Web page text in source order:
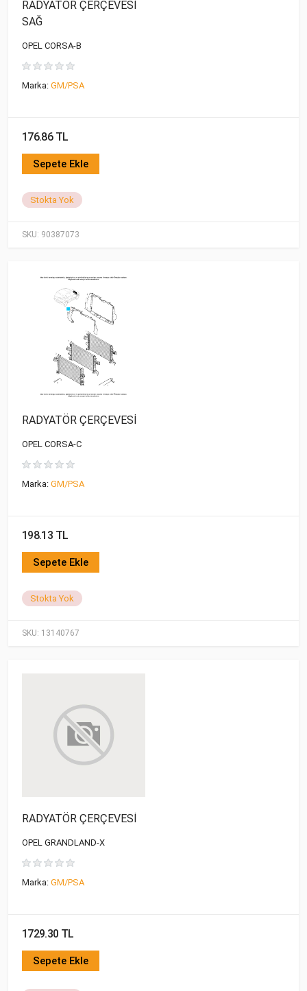
SKU: 90387073
RADYATÖR ÇERÇEVESİ
SAĞ
OPEL CORSA-B
Marka: GM/PSA
176.86 TL
Sepete Ekle
Stokta Yok
SKU: 13140767
RADYATÖR ÇERÇEVESİ
OPEL CORSA-C
Marka: GM/PSA
198.13 TL
Sepete Ekle
Stokta Yok
RADYATÖR ÇERÇEVESİ
OPEL GRANDLAND-X
Marka: GM/PSA
1729.30 TL
Sepete Ekle